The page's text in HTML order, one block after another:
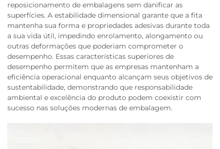
reposicionamento de embalagens sem danificar as
superfícies. A estabilidade dimensional garante que a fita
mantenha sua forma e propriedades adesivas durante toda
a sua vida útil, impedindo enrolamento, alongamento ou
outras deformações que poderiam comprometer o
desempenho. Essas características superiores de
desempenho permitem que as empresas mantenham a
eficiência operacional enquanto alcançam seus objetivos de
sustentabilidade, demonstrando que responsabilidade
ambiental e excelência do produto podem coexistir com
sucesso nas soluções modernas de embalagem.